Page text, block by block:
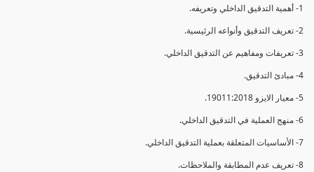
1- أهمية التدقيق الداخلي وتعريفه.
2- تعريف التدقيق وأنواعه الرئيسية.
3- تعريفات ومفاهيم عن التدقيق الداخلي.
4- مبادئ التدقيق.
5- معيار الايزو 19011:2018.
6- منهج العملية في التدقيق الداخلي.
7- الأساسيات المتعلقة بعملية التدقيق الداخلي.
8- تعريف عدم المطابقة والملاحظات.